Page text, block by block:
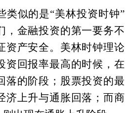
类似的是“美林投资时钟”
，金融投资的第一要务不
资产安全。美林时钟理论
资回报率最高的时候，在
落的阶段；股票投资的最
济上升与通胀回落；而商